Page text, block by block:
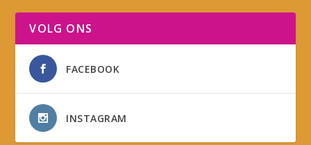
VOLG ONS
FACEBOOK
INSTAGRAM